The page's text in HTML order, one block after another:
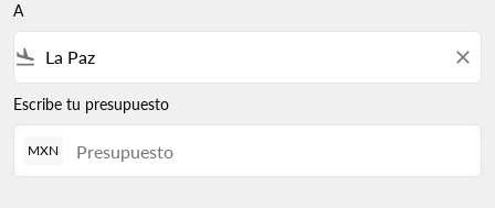
A
flight_land close
Escribe tu presupuesto
MXN